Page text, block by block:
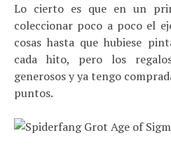
Lo cierto es que en un
coleccionar poco a poco el
cosas hasta que hubiese
cada hito, pero los
generosos y ya tengo
puntos.